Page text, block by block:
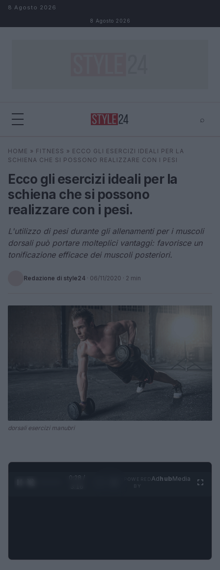
Salta al contenuto
8 Agosto 2026
8 Agosto 2026
⌕
Cerca
HOME » FITNESS » ECCO GLI ESERCIZI IDEALI PER LA
SCHIENA CHE SI POSSONO REALIZZARE CON I PESI
Ecco gli esercizi ideali per la
schiena che si possono
realizzare con i pesi.
L'utilizzo di pesi durante gli allenamenti per i muscoli
dorsali può portare molteplici vantaggi: favorisce un
tonificazione efficace dei muscoli posteriori.
Redazione di style24 · 06/11/2020 · 2 min
dorsali esercizi manubri
0:28 /
AdhubMedia